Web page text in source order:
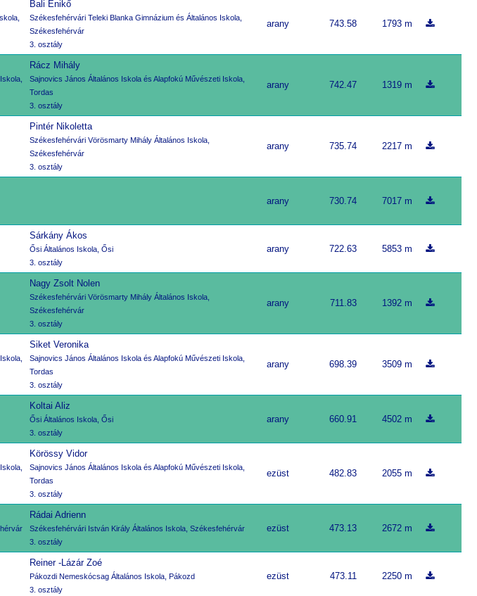
Bali Enikő
Székesfehérvári Teleki Blanka Gimnázium és Általános Iskola,
Székesfehérvár
3. osztály
arany 743.58 1793 m
Rácz Mihály
Sajnovics János Általános Iskola és Alapfokú Művészeti Iskola,
Tordas
3. osztály
arany 742.47 1319 m
Pintér Nikoletta
Székesfehérvári Vörösmarty Mihály Általános Iskola,
Székesfehérvár
3. osztály
arany 735.74 2217 m
arany 730.74 7017 m
Sárkány Ákos
Ősi Általános Iskola, Ősi
3. osztály
arany 722.63 5853 m
Nagy Zsolt Nolen
Székesfehérvári Vörösmarty Mihály Általános Iskola,
Székesfehérvár
3. osztály
arany 711.83 1392 m
Siket Veronika
Sajnovics János Általános Iskola és Alapfokú Művészeti Iskola,
Tordas
3. osztály
arany 698.39 3509 m
Koltai Aliz
Ősi Általános Iskola, Ősi
3. osztály
arany 660.91 4502 m
Körössy Vidor
Sajnovics János Általános Iskola és Alapfokú Művészeti Iskola,
Tordas
3. osztály
ezüst 482.83 2055 m
Rádai Adrienn
Székesfehérvári István Király Általános Iskola, Székesfehérvár
3. osztály
ezüst 473.13 2672 m
Reiner -Lázár Zoé
Pákozdi Nemeskócsag Általános Iskola, Pákozd
3. osztály
ezüst 473.11 2250 m